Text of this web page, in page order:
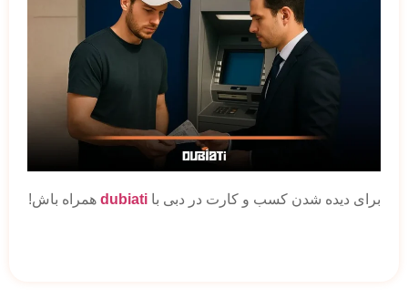
برای دیده شدن کسب و کارت در دبی با dubiati همراه باش!